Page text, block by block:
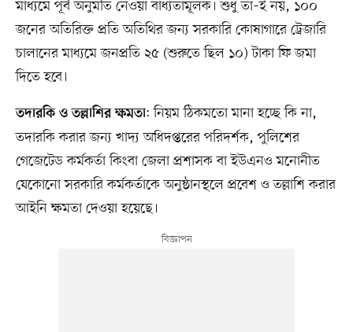
মাধ্যমে পূর্ব অনুমতি নেওয়া বাধ্যতামূলক। শুধু তা–ই নয়, ১০০
জনের অতিরিক্ত প্রতি অতিথির জন্য সরকারি কোষাগারে ট্রেজারি
চালানের মাধ্যমে জনপ্রতি ২৫ (শুরুতে ছিল ১০) টাকা ফি জমা
দিতে হবে।
তদারকি ও তল্লাশির ক্ষমতা: নিয়ম ঠিকমতো মানা হচ্ছে কি না,
তদারকি করার জন্য খাদ্য অধিদপ্তরের পরিদর্শক, পুলিশের
গেজেটেড কর্মকর্তা কিংবা জেলা প্রশাসক বা ইউএনও মনোনীত
যেকোনো সরকারি কর্মকর্তাকে অনুষ্ঠানস্থলে প্রবেশ ও তল্লাশি করার
আইনি ক্ষমতা দেওয়া হয়েছে।